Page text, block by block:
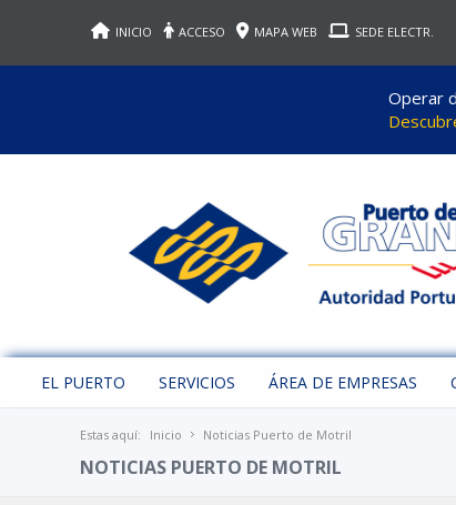
INICIO ACCESO MAPA WEB SEDE ELECTR.
Operar
EL PUERTO SERVICIOS ÁREA DE EMPRESAS
Estas aquí: Inicio Noticias Puerto de Motril
NOTICIAS PUERTO DE MOTRIL